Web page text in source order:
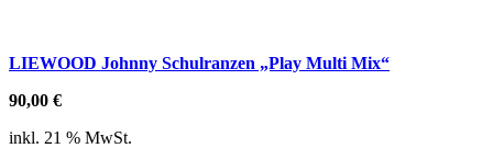
LIEWOOD Johnny Schulranzen „Play Multi Mix“
90,00 €
inkl. 21 % MwSt.